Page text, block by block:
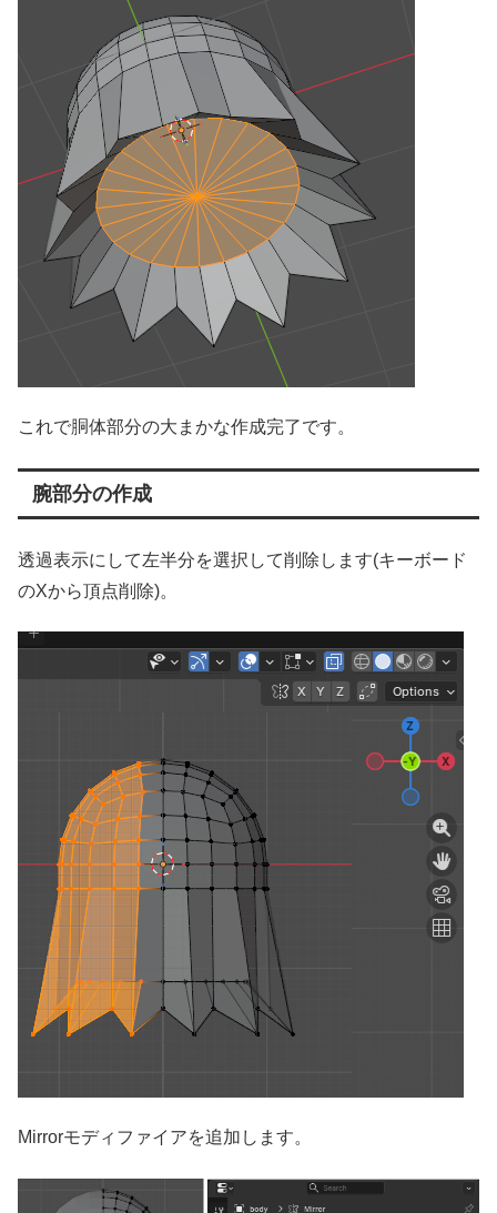
これで胴体部分の大まかな作成完了です。
腕部分の作成
透過表示にして左半分を選択して削除します(キーボード
のXから頂点削除)。
Mirrorモディファイアを追加します。